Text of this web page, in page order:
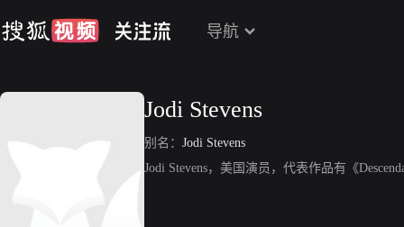
导航
Jodi Stevens
别名： Jodi Stevens
Jodi Stevens，美国演员，代表作品有《